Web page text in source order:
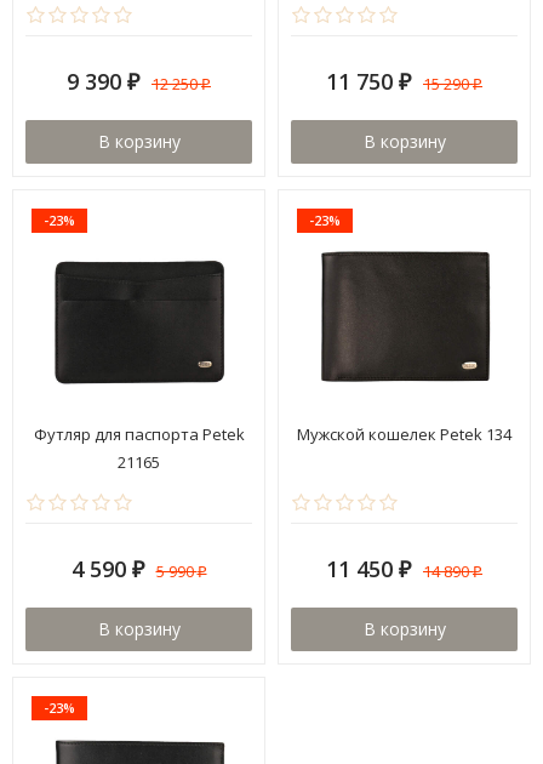
9 390 ₽ 12 250₽
В корзину
11 750 ₽ 15 290₽
В корзину
-23%
Футляр для паспорта Petek
21165
4 590 ₽ 5 990₽
В корзину
-23%
Мужской кошелек Petek 134
11 450 ₽ 14 890₽
В корзину
-23%